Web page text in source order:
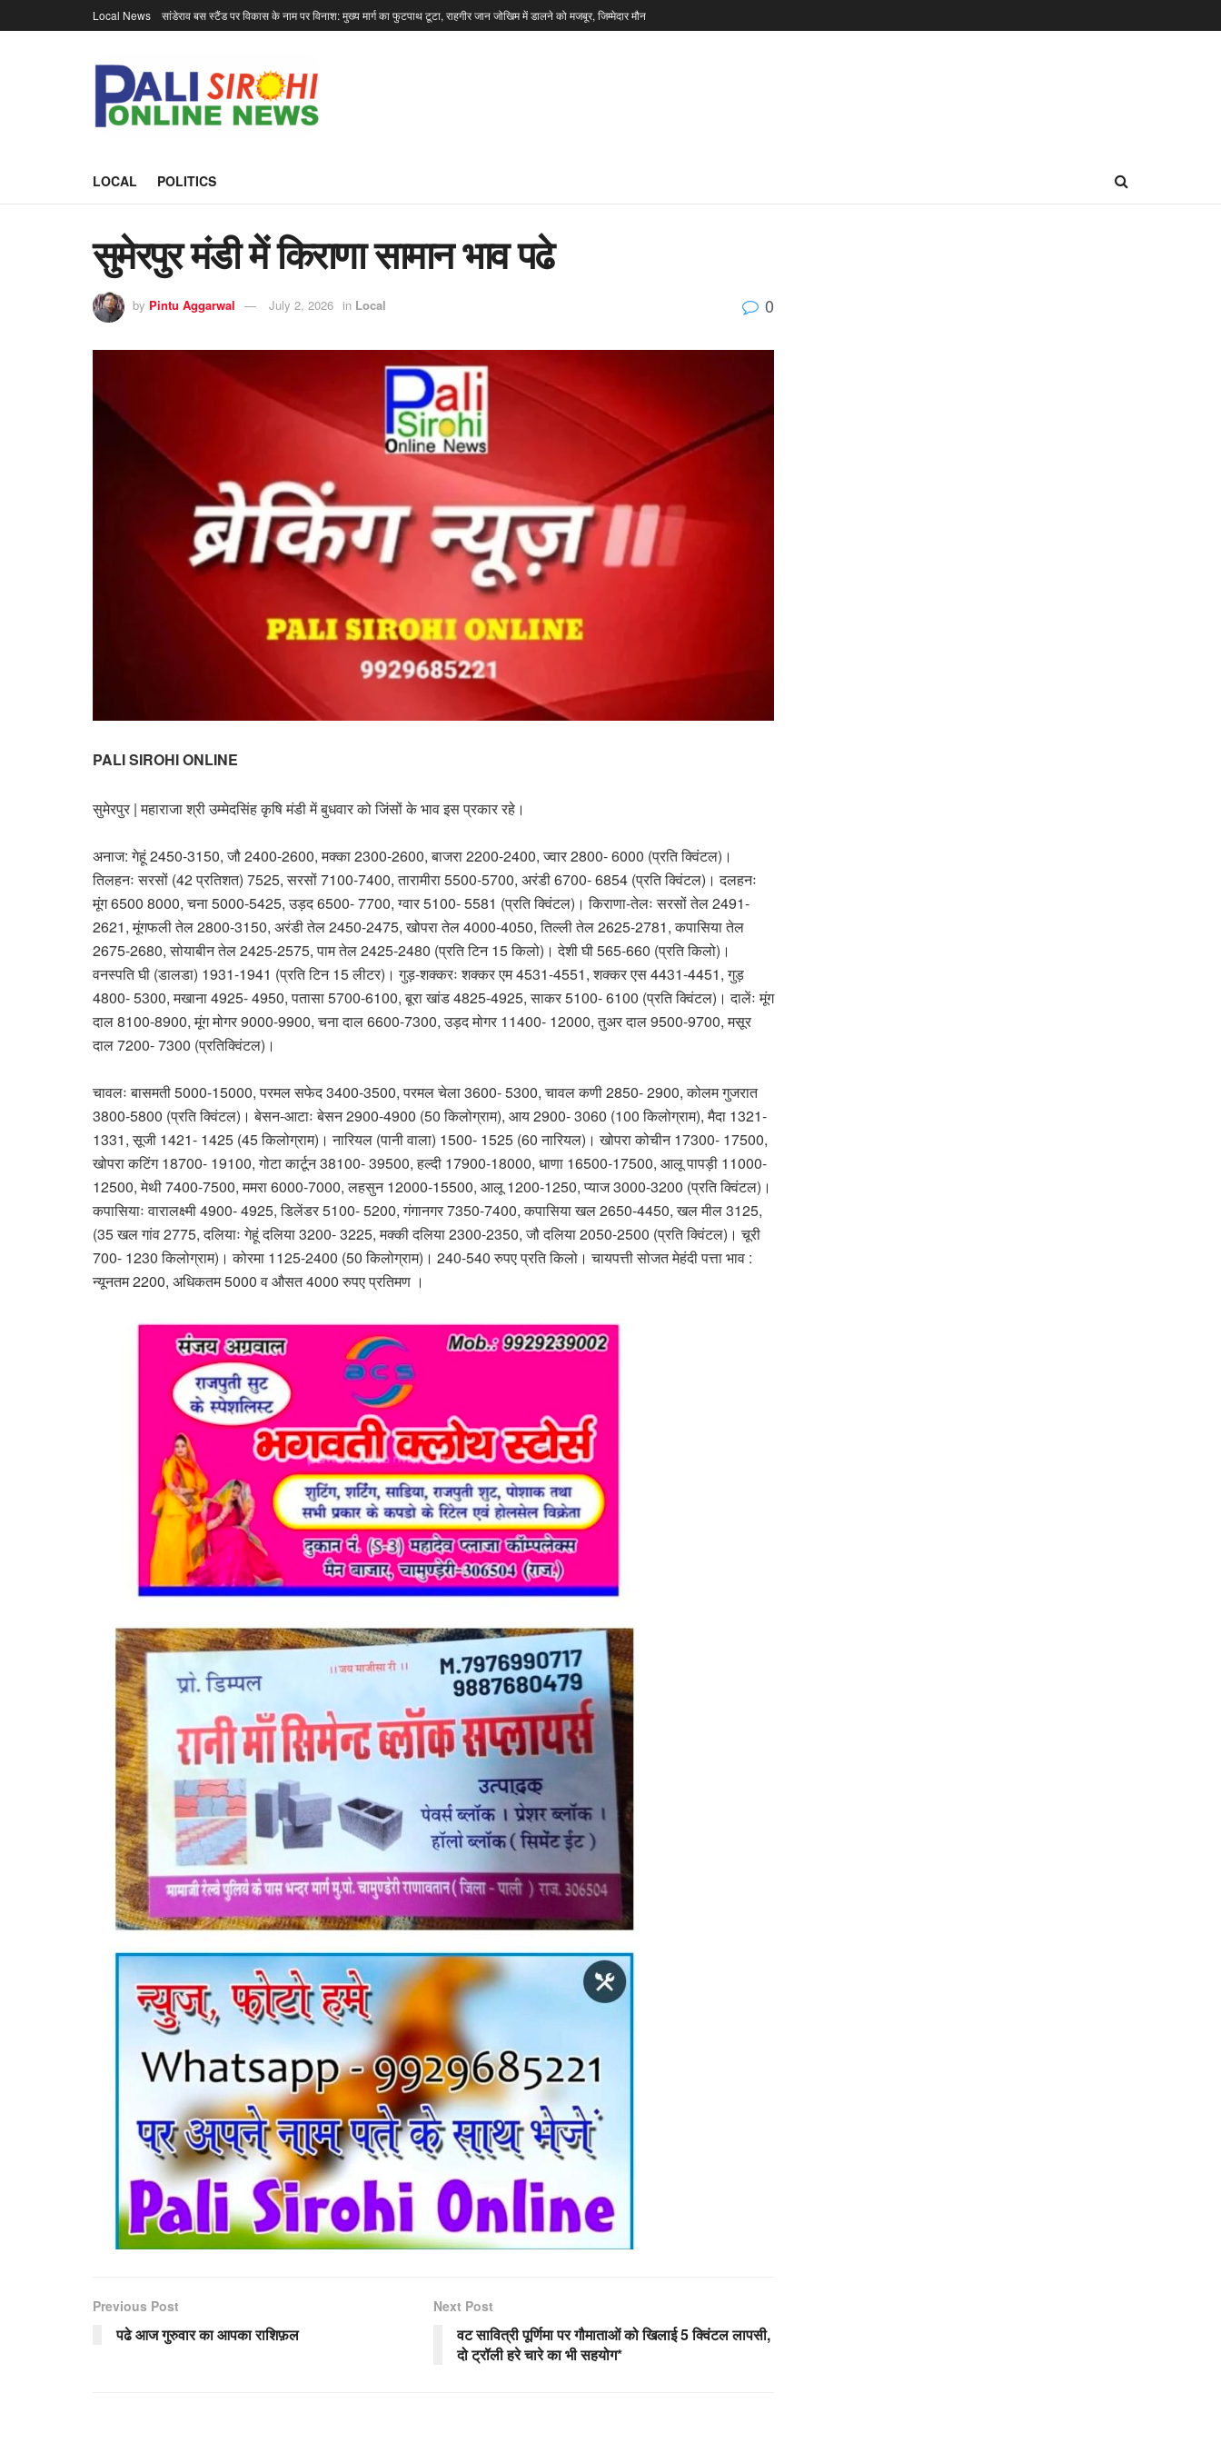
Local News सांडेराव बस स्टैंड पर विकास के नाम पर विनाश: मुख्य मार्ग का फुटपाथ टूटा, राहगीर जान जोखिम में डालने को मजबूर, जिम्मेदार मौन
LOCAL POLITICS
सुमेरपुर मंडी में किराणा सामान भाव पढे
by Pintu Aggarwal July 2, 2026 in Local 0
PALI SIROHI ONLINE
सुमेरपुर | महाराजा श्री उम्मेदसिंह कृषि मंडी में बुधवार को जिंसों के भाव इस प्रकार रहे।
अनाज: गेहूं 2450-3150, जौ 2400-2600, मक्का 2300-2600, बाजरा 2200-2400, ज्वार 2800- 6000 (प्रति क्विंटल)।
तिलहनः सरसों (42 प्रतिशत) 7525, सरसों 7100-7400, तारामीरा 5500-5700, अरंडी 6700- 6854 (प्रति क्विंटल)। दलहनः
मूंग 6500 8000, चना 5000-5425, उड़द 6500- 7700, ग्वार 5100- 5581 (प्रति क्विंटल)। किराणा-तेलः सरसों तेल 2491-
2621, मूंगफली तेल 2800-3150, अरंडी तेल 2450-2475, खोपरा तेल 4000-4050, तिल्ली तेल 2625-2781, कपासिया तेल
2675-2680, सोयाबीन तेल 2425-2575, पाम तेल 2425-2480 (प्रति टिन 15 किलो)। देशी घी 565-660 (प्रति किलो)।
वनस्पति घी (डालडा) 1931-1941 (प्रति टिन 15 लीटर)। गुड़-शक्करः शक्कर एम 4531-4551, शक्कर एस 4431-4451, गुड़
4800- 5300, मखाना 4925- 4950, पतासा 5700-6100, बूरा खांड 4825-4925, साकर 5100- 6100 (प्रति क्विंटल)। दालेंः मूंग
दाल 8100-8900, मूंग मोगर 9000-9900, चना दाल 6600-7300, उड़द मोगर 11400- 12000, तुअर दाल 9500-9700, मसूर
दाल 7200- 7300 (प्रतिक्विंटल)।
चावलः बासमती 5000-15000, परमल सफेद 3400-3500, परमल चेला 3600- 5300, चावल कणी 2850- 2900, कोलम गुजरात
3800-5800 (प्रति क्विंटल)। बेसन-आटाः बेसन 2900-4900 (50 किलोग्राम), आय 2900- 3060 (100 किलोग्राम), मैदा 1321-
1331, सूजी 1421- 1425 (45 किलोग्राम)। नारियल (पानी वाला) 1500- 1525 (60 नारियल)। खोपरा कोचीन 17300- 17500,
खोपरा कटिंग 18700- 19100, गोटा कार्टून 38100- 39500, हल्दी 17900-18000, धाणा 16500-17500, आलू पापड़ी 11000-
12500, मेथी 7400-7500, ममरा 6000-7000, लहसुन 12000-15500, आलू 1200-1250, प्याज 3000-3200 (प्रति क्विंटल)।
कपासियाः वारालक्ष्मी 4900- 4925, डिलेंडर 5100- 5200, गंगानगर 7350-7400, कपासिया खल 2650-4450, खल मील 3125,
(35 खल गांव 2775, दलियाः गेहूं दलिया 3200- 3225, मक्की दलिया 2300-2350, जौ दलिया 2050-2500 (प्रति क्विंटल)। चूरी
700- 1230 किलोग्राम)। कोरमा 1125-2400 (50 किलोग्राम)। 240-540 रुपए प्रति किलो। चायपत्ती सोजत मेहंदी पत्ता भाव :
न्यूनतम 2200, अधिकतम 5000 व औसत 4000 रुपए प्रतिमण ।
Previous Post
पढे आज गुरुवार का आपका राशिफ़ल
Next Post
वट सावित्री पूर्णिमा पर गौमाताओं को खिलाई 5 क्विंटल लापसी,
दो ट्रॉली हरे चारे का भी सहयोग*